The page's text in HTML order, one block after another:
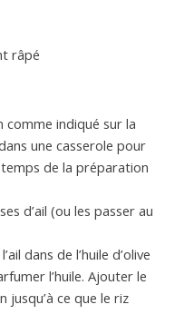
râpé
indiqué sur la
une casserole pour
de la préparation
d’ail (ou les passer au
dans de l’huile d’olive
l’huile. Ajouter le
jusqu’à ce que le riz